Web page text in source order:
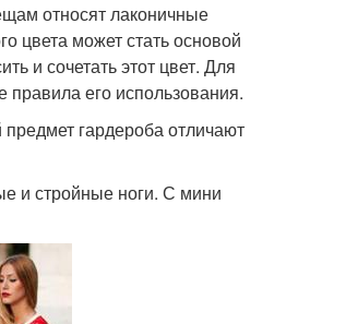
относят лаконичные
цвета может стать основой
и сочетать этот цвет. Для
его использования.
гардероба отличают
и стройные ноги. С мини